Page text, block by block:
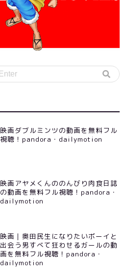
映画ダブルミンツの動画を無料フル
視聴！pandora・dailymotion
映画アヤメくんののんびり肉食日誌
の動画を無料フル視聴！pandora・
dailymotion
映画｜奥田民生になりたいボーイと
出会う男すべて狂わせるガールの動
画を無料フル視聴！pandora・
dailymotion